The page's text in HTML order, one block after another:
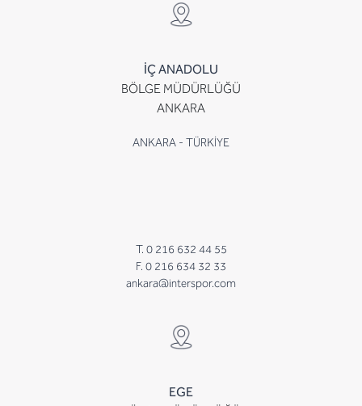
İÇ ANADOLU
BÖLGE MÜDÜRLÜĞÜ
ANKARA
ANKARA - TÜRKİYE
T. 0 216 632 44 55
F. 0 216 634 32 33
ankara@interspor.com
EGE